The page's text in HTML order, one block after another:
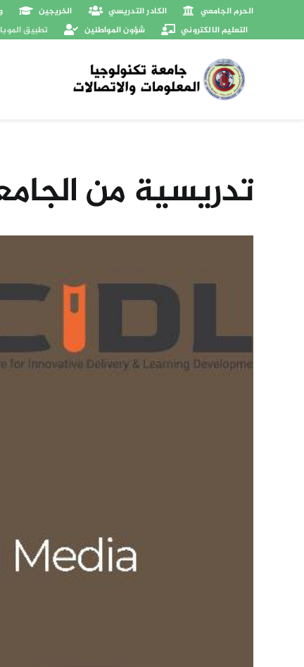
الحرم الجامعي الكادر التدريسي الخريجين
التعليم الالكتروني
شؤون المواطنين تطبيق
تدريسية من